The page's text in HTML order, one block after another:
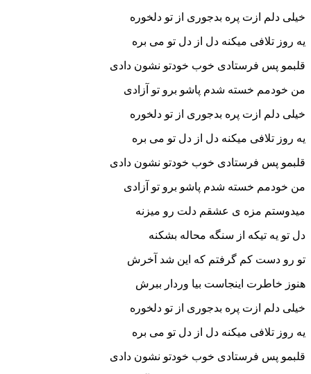
خیلی دلم ازت پره بدجوری از تو دلخوره
یه روز تلافی میکنه دل از دل تو می بره
قلبمو پس فرستادی خوب خودتو نشون دادی
من خودمم خسته شدم پاشو برو تو آزادی
خیلی دلم ازت پره بدجوری از تو دلخوره
یه روز تلافی میکنه دل از دل تو می بره
قلبمو پس فرستادی خوب خودتو نشون دادی
من خودمم خسته شدم پاشو برو تو آزادی
میدوستم مزه ی عشقم دلت رو میزنه
دل تو یه تیکه از سنگه محاله بشکنه
تو رو دست کم گرفتم که این شد آخرش
هنوز خاطرت اینجاست بیا وردار ببرش
خیلی دلم ازت پره بدجوری از تو دلخوره
یه روز تلافی میکنه دل از دل تو می بره
قلبمو پس فرستادی خوب خودتو نشون دادی